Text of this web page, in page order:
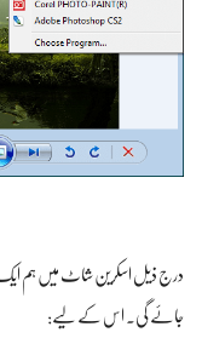
درج ذیل اسکرین شاٹ میں ہم
جائے گی۔ اس کے لیے: